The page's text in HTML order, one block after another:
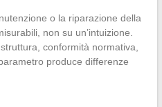
o la riparazione della
non su un’intuizione.
conformità normativa,
produce differenze